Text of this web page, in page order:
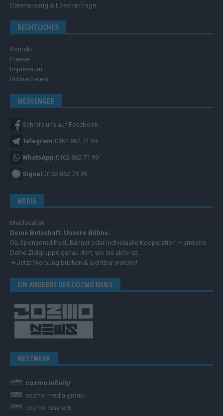
Datenauszug & Löschanfrage
RECHTLICHES
Kontakt
Presse
Impressum
Bildnachweis
MESSENGER
Schreib uns auf Facebook
Telegram:0162 862 71 99
WhatsApp:0162 862 71 99
Signal:0162 862 71 99
MEDIA
Mediadaten
Deine Botschaft. Unsere Bühne.
Ob Sponsored Post, Banner oder individuelle Kooperation – erreiche
Deine Zielgruppe genau dort, wo sie aktiv ist.
➔ Jetzt Werbung buchen & sichtbar werden!
EIN ANGEBOT DER COZMO NEWS
NETZWERK
cozmo infinity
cozmo media group
cozmo connect